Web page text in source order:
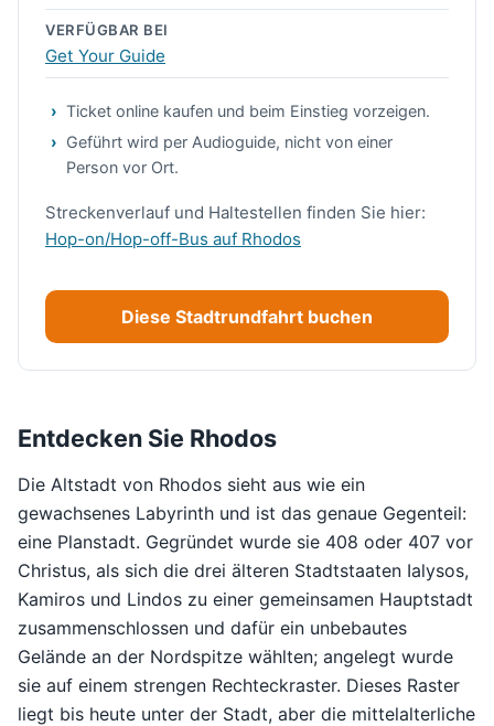
VERFÜGBAR BEI
Get Your Guide
Ticket online kaufen und beim Einstieg vorzeigen.
Geführt wird per Audioguide, nicht von einer
Person vor Ort.
Streckenverlauf und Haltestellen finden Sie hier:
Hop-on/Hop-off-Bus auf Rhodos
Diese Stadtrundfahrt buchen
Entdecken Sie Rhodos
Die Altstadt von Rhodos sieht aus wie ein
gewachsenes Labyrinth und ist das genaue Gegenteil:
eine Planstadt. Gegründet wurde sie 408 oder 407 vor
Christus, als sich die drei älteren Stadtstaaten Ialysos,
Kamiros und Lindos zu einer gemeinsamen Hauptstadt
zusammenschlossen und dafür ein unbebautes
Gelände an der Nordspitze wählten; angelegt wurde
sie auf einem strengen Rechteckraster. Dieses Raster
liegt bis heute unter der Stadt, aber die mittelalterliche